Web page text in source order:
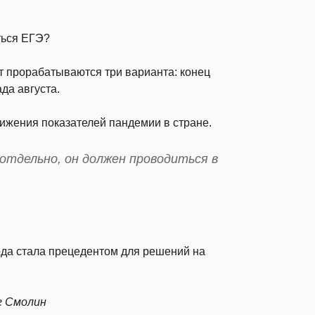
ЕГЭ?
три варианта: конец
августа.
показателей пандемии в стране.
он должен проводиться в
стала прецедентом для решений на
Смолин